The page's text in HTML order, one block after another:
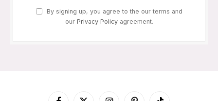
By signing up, you agree to the our terms and
our Privacy Policyagreement.